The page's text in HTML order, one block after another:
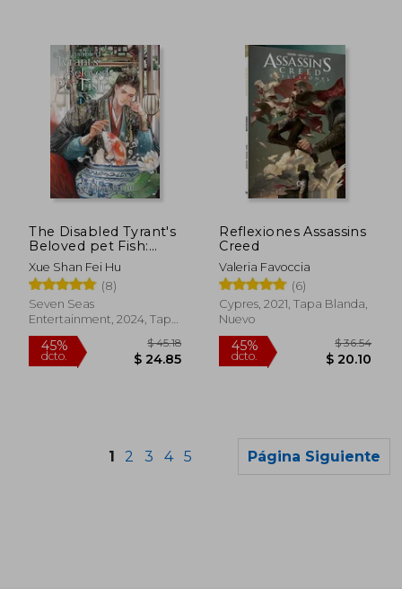
$ 31.17
The Disabled Tyrant's
Beloved pet Fish:
Canji Baojun de
Zhangxin yu Chong
(Novel) Vol. 1 de xue
Shan fei Hu(Seven
Seas pr) (en Inglés)
Xue Shan Fei Hu
(8)
Seven Seas
Entertainment, 2024, Tapa
Blanda, Nuevo
Reflexiones Assassins
Creed
Valeria Favoccia
(6)
Cypres, 2021, Tapa Blanda,
Nuevo
1 2 3 4 5 Página Siguiente